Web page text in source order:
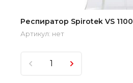
Респиратор Spirotek VS 1100
Артикул: нет